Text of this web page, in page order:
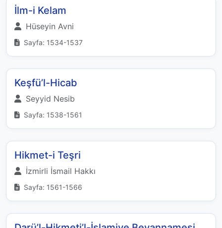
İlm-i Kelam
Hüseyin Avni
Sayfa: 1534-1537
Keşfü’l-Hicab
Seyyid Nesib
Sayfa: 1538-1561
Hikmet-i Teşri
İzmirli İsmail Hakkı
Sayfa: 1561-1566